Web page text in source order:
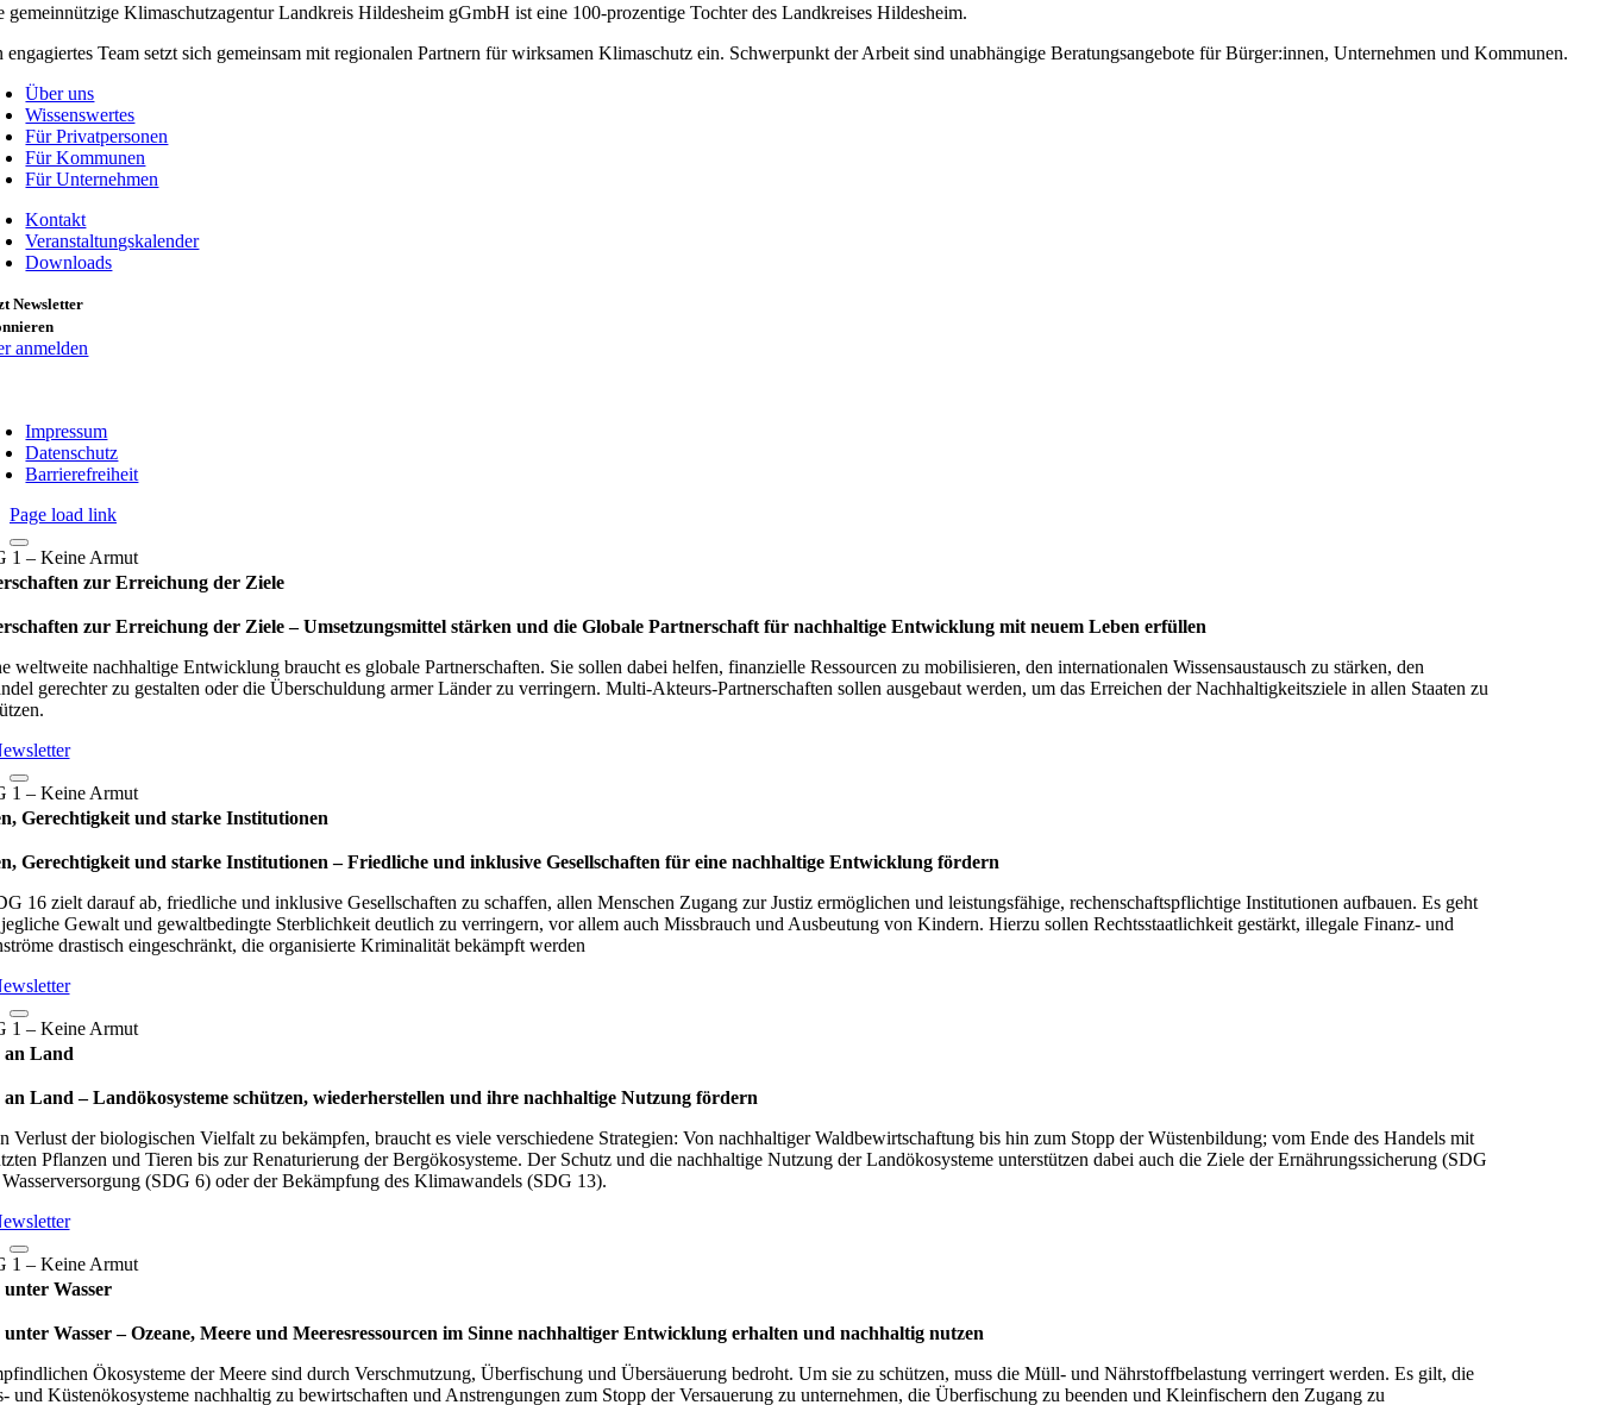
gemeinnützige Klimaschutzagentur Landkreis Hildesheim gGmbH ist eine 100-prozentige Tochter des Landkreises Hildesheim.
engagiertes Team setzt sich gemeinsam mit regionalen Partnern für wirksamen Klimaschutz ein. Schwerpunkt der Arbeit sind unabhängige Beratungsangebote für Bürger:innen, Unternehmen und Kommunen.
Über uns
Wissenswertes
Für Privatpersonen
Für Kommunen
Für Unternehmen
Kontakt
Veranstaltungskalender
Downloads
Newsletter
anmelden
Impressum
Datenschutz
Barrierefreiheit
Page load link
zur Erreichung der Ziele
zur Erreichung der Ziele – Umset­zungs­mit­tel stär­ken und die Glo­bale Part­ner­schaft für nach­hal­tige Ent­wick­lung mit neuem Leben erfül­len
weltweite nachhaltige Entwicklung braucht es globale Partnerschaften. Sie sollen dabei helfen, finanzielle Ressourcen zu mobilisieren, den internationalen Wissensaustausch zu stärken, den
gerechter zu gestalten oder die Überschuldung armer Länder zu verringern. Multi-Akteurs-Partnerschaften sollen ausgebaut werden, um das Erreichen der Nachhaltigkeitsziele in allen Staaten zu
Gerechtigkeit und starke Institutionen
Gerechtigkeit und starke Institutionen – Fried­li­che und inklu­sive Gesell­schaf­ten für eine nach­hal­tige Ent­wick­lung för­dern
16 zielt darauf ab, friedliche und inklusive Gesellschaften zu schaffen, allen Menschen Zugang zur Justiz ermöglichen und leistungsfähige, rechenschaftspflichtige Institutionen aufbauen. Es geht
Gewalt und gewaltbedingte Sterblichkeit deutlich zu verringern, vor allem auch Missbrauch und Ausbeutung von Kindern. Hierzu sollen Rechtsstaatlichkeit gestärkt, illegale Finanz- und
drastisch eingeschränkt, die organisierte Kriminalität bekämpft werden
an Land
Land – Lan­d­öko­sys­teme schüt­zen, wie­der­her­stel­len und ihre nach­hal­tige Nut­zung för­dern
Verlust der biologischen Vielfalt zu bekämpfen, braucht es viele verschiedene Strategien: Von nachhaltiger Waldbewirtschaftung bis hin zum Stopp der Wüstenbildung; vom Ende des Handels mit
Pflanzen und Tieren bis zur Renaturierung der Bergökosysteme. Der Schutz und die nachhaltige Nutzung der Landökosysteme unterstützen dabei auch die Ziele der Ernährungssicherung (SDG
(SDG 6) oder der Bekämpfung des Klimawandels (SDG 13).
Wasser
Wasser – Oze­ane, Meere und Mee­res­res­sour­cen im Sinne nach­hal­ti­ger Ent­wick­lung erhal­ten und nach­hal­tig nut­zen
Ökosysteme der Meere sind durch Verschmutzung, Überfischung und Übersäuerung bedroht. Um sie zu schützen, muss die Müll- und Nährstoffbelastung verringert werden. Es gilt, die
und Küstenökosysteme nachhaltig zu bewirtschaften und Anstrengungen zum Stopp der Versauerung zu unternehmen, die Überfischung zu beenden und Kleinfischern den Zugang zu